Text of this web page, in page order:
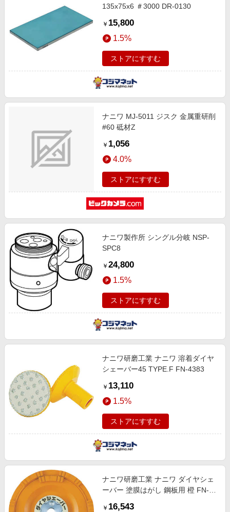
135x75x6 ＃3000 DR-0130
￥ 15,800
1.5%
ストアにすすむ
ナニワ MJ-5011 ジスク 金属重研削
#60 砥材Z
￥ 1,056
4.0%
ストアにすすむ
ナニワ製作所 シングル分岐 NSP-
SPC8
￥ 24,800
1.5%
ストアにすすむ
ナニワ研磨工業 ナニワ 溶着ダイヤ
シェーバー45 TYPE.F FN-4383
￥ 13,110
1.5%
ストアにすすむ
ナニワ研磨工業 ナニワ ダイヤシェ
ーバー 塗膜はがし 鋼板用 橙 FN-
￥ 16,543